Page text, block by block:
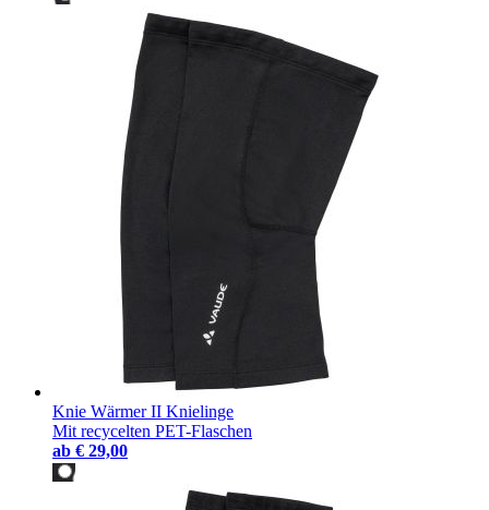
Knie Wärmer II Knielinge
Mit recycelten PET-Flaschen
ab € 29,00